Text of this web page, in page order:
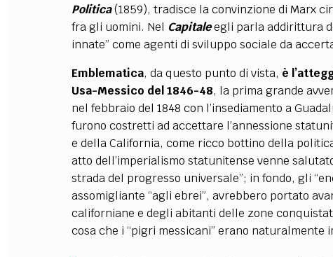
Politica(1859), tradisce la convinzione di Marx
fra gli uomini. Nel Capitaleegli parla addirittura
innate” come agenti di sviluppo sociale da
Emblematica, da questo punto di vista, è
Usa-Messico del 1846-48, la prima grande
nel febbraio del 1848 con l’insediamento a
furono costretti ad accettare l’annessione
e della California, come ricco bottino della
atto dell’imperialismo statunitense venne
strada del progresso universale”; in fondo, gli
assomigliante “agli ebrei”, avrebbero portato
californiane e degli abitanti delle zone
cosa che i “pigri messicani” erano naturalmente